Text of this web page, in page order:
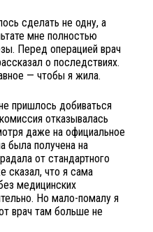
сделать не одну, а
мне полностью
Перед операцией врач
о последствиях.
— чтобы я жила.
пришлось добиваться
отказывалась
даже на официальное
была получена на
от стандартного
сказал, что я сама
медицинских
Но мало-помалу я
врач там больше не